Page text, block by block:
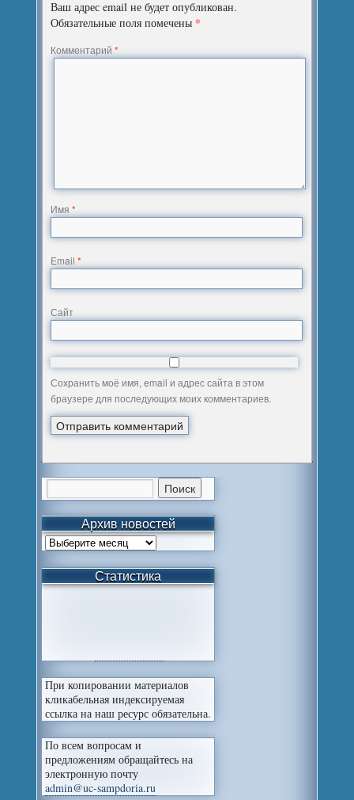
Ваш адрес email не будет опубликован.
Обязательные поля помечены *
Комментарий*
Имя*
Email*
Сайт
Сохранить моё имя, email и адрес сайта в этом
браузере для последующих моих комментариев.
Архив новостей
Статистика
При копировании материалов
кликабельная индексируемая
ссылка на наш ресурс обязательна.
По всем вопросам и
предложениям обращайтесь на
электронную почту
admin@uc-sampdoria.ru